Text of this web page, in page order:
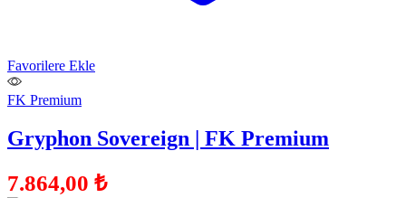
Favorilere Ekle
FK Premium
Gryphon Sovereign | FK Premium
7.864,00 ₺